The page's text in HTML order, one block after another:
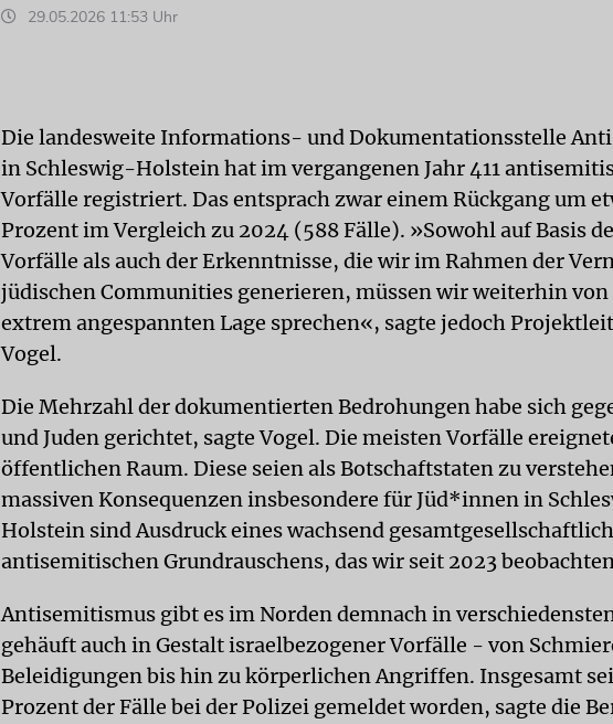
29.05.2026 11:53 Uhr
Die landesweite Informations- und Dokumentationsstelle
in Schleswig-Holstein hat im vergangenen Jahr 411
Vorfälle registriert. Das entsprach zwar einem Rückgang um
Prozent im Vergleich zu 2024 (588 Fälle). »Sowohl auf Basis
Vorfälle als auch der Erkenntnisse, die wir im Rahmen der
jüdischen Communities generieren, müssen wir weiterhin
extrem angespannten Lage sprechen«, sagte jedoch
Vogel.
Die Mehrzahl der dokumentierten Bedrohungen habe sich
und Juden gerichtet, sagte Vogel. Die meisten Vorfälle
öffentlichen Raum. Diese seien als Botschaftstaten zu
massiven Konsequenzen insbesondere für Jüd*innen in
Holstein sind Ausdruck eines wachsend gesamtgesellschaftlich
antisemitischen Grundrauschens, das wir seit 2023
Antisemitismus gibt es im Norden demnach in
gehäuft auch in Gestalt israelbezogener Vorfälle - von
Beleidigungen bis hin zu körperlichen Angriffen. Insgesamt
Prozent der Fälle bei der Polizei gemeldet worden, sagte die